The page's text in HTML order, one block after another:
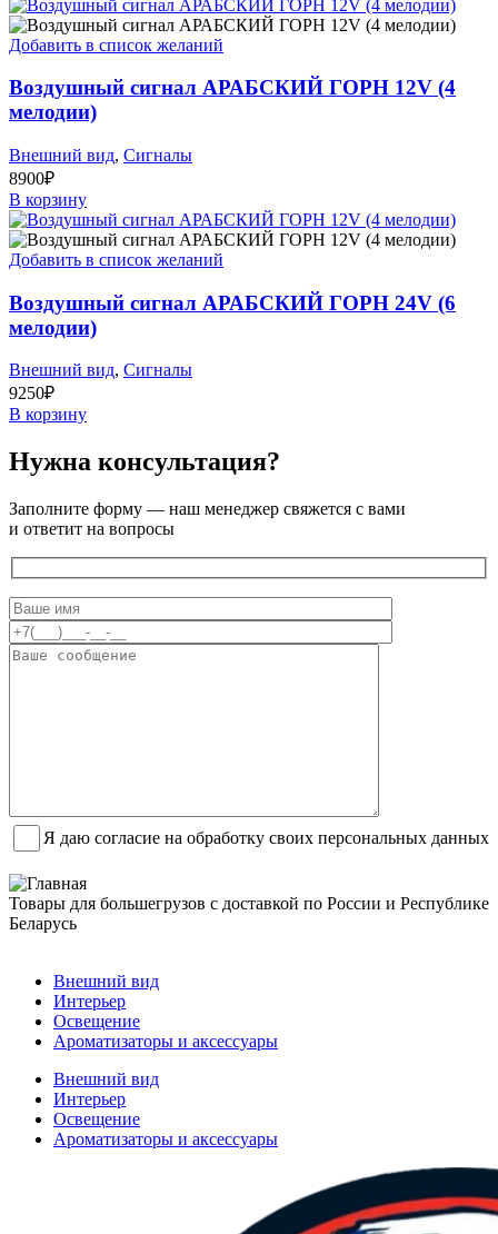
Добавить в список желаний
Воздушный сигнал АРАБСКИЙ ГОРН 12V (4
мелодии)
Внешний вид, Сигналы
8900₽
В корзину
Добавить в список желаний
Воздушный сигнал АРАБСКИЙ ГОРН 24V (6
мелодии)
Внешний вид, Сигналы
9250₽
В корзину
Нужна консультация?
Заполните форму — наш менеджер свяжется с вами
и ответит на вопросы
Я даю согласие на обработку своих персональных данных
Товары для большегрузов с доставкой по России и Республике
Беларусь
Внешний вид
Интерьер
Освещение
Ароматизаторы и аксессуары
Внешний вид
Интерьер
Освещение
Ароматизаторы и аксессуары